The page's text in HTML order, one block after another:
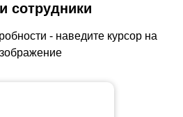
сотрудники
- наведите курсор на